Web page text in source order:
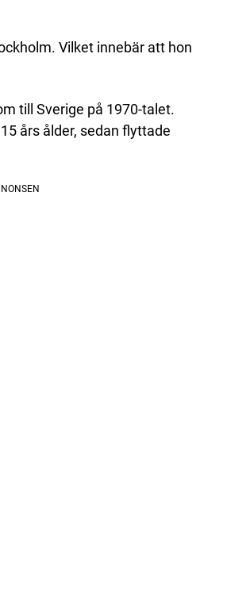
Vilket innebär att hon
till Sverige på 1970-talet.
års ålder, sedan flyttade